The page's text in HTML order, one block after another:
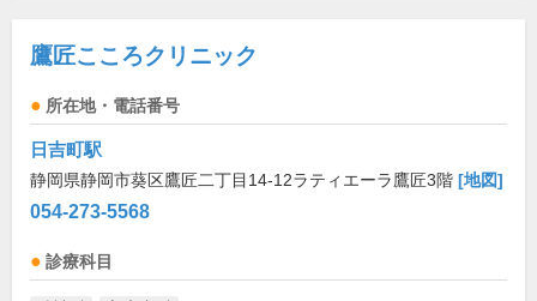
鷹匠こころクリニック
所在地・電話番号
日吉町駅
静岡県静岡市葵区鷹匠二丁目14-12ラティエーラ鷹匠3階 [地図]
054-273-5568
診療科目